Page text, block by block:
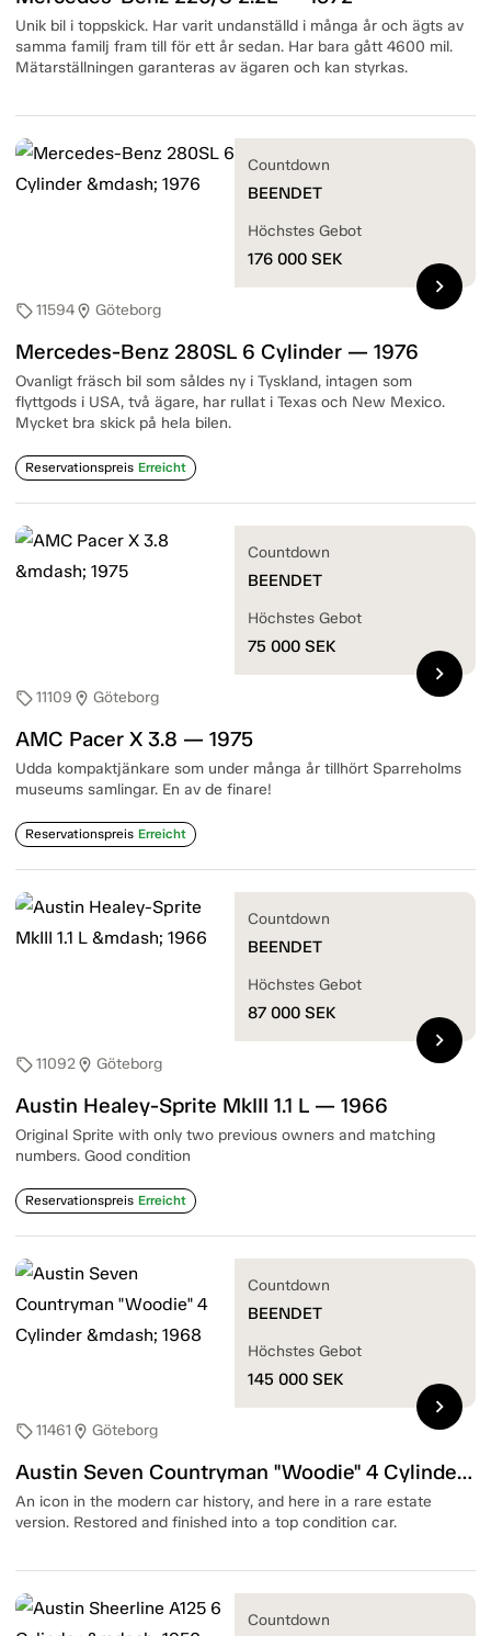
Unik bil i toppskick. Har varit undanställd i många år och ägts av
samma familj fram till för ett år sedan. Har bara gått 4600 mil.
Mätarställningen garanteras av ägaren och kan styrkas.
sell11594location_on Göteborg
Mercedes-Benz 280SL 6 Cylinder — 1976
Ovanligt fräsch bil som såldes ny i Tyskland, intagen som
flyttgods i USA, två ägare, har rullat i Texas och New Mexico.
Mycket bra skick på hela bilen.
Reservationspreis Erreicht
Countdown
BEENDET
Höchstes Gebot
176 000 SEK
chevron_right
sell11109 location_on Göteborg
AMC Pacer X 3.8 — 1975
Udda kompaktjänkare som under många år tillhört Sparreholms
museums samlingar. En av de finare!
Reservationspreis Erreicht
Countdown
BEENDET
Höchstes Gebot
75 000 SEK
chevron_right
sell11092location_on Göteborg
Austin Healey-Sprite MkIII 1.1 L — 1966
Original Sprite with only two previous owners and matching
numbers. Good condition
Reservationspreis Erreicht
Countdown
BEENDET
Höchstes Gebot
87 000 SEK
chevron_right
sell11461 location_on Göteborg
Austin Seven Countryman "Woodie" 4 Cylinder — 1968
An icon in the modern car history, and here in a rare estate
version. Restored and finished into a top condition car.
Countdown
BEENDET
Höchstes Gebot
145 000 SEK
chevron_right
Countdown